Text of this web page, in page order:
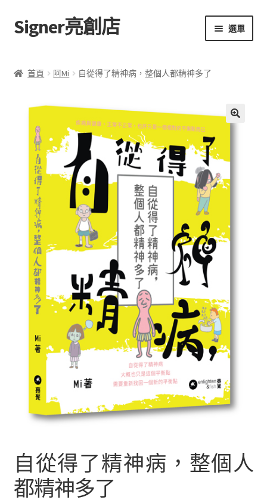
跳
至
覽
跳
至
要
Signer亮創店 選單
學校選書（小學）
學校選書（中學）
「此時此地 看見亮光」2025特展
網上書店
無紙書
聯絡我們+郵費
海外訂購書籍
首頁 阿Mi 自從得了精神病，整個人都精神多了
自從得了精神病，整個人
都精神多了